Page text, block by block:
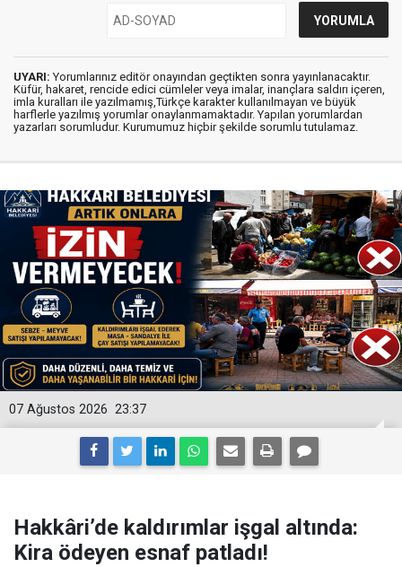
UYARI: Yorumlarınız editör onayından geçtikten sonra yayınlanacaktır.
Küfür, hakaret, rencide edici cümleler veya imalar, inançlara saldırı içeren,
imla kuralları ile yazılmamış,Türkçe karakter kullanılmayan ve büyük
harflerle yazılmış yorumlar onaylanmamaktadır. Yapılan yorumlardan
yazarları sorumludur. Kurumumuz hiçbir şekilde sorumlu tutulamaz.
23:37
07 Ağustos 2026
Hakkâri’de kaldırımlar işgal altında:
Kira ödeyen esnaf patladı!